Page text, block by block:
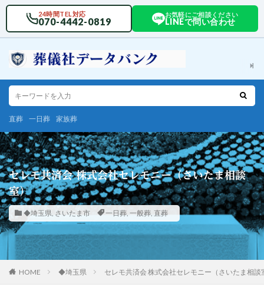
24時間TEL対応
070-4442-0819
お気軽にご相談ください
LINEで問い合わせ
直葬 一日葬 家族葬
セレモ共済会 株式会社セレモニー（さいたま相談
室）
◆埼玉県, さいたま市 一日葬, 一般葬, 直葬
HOME ◆埼玉県 セレモ共済会 株式会社セレモニー（さいたま相談